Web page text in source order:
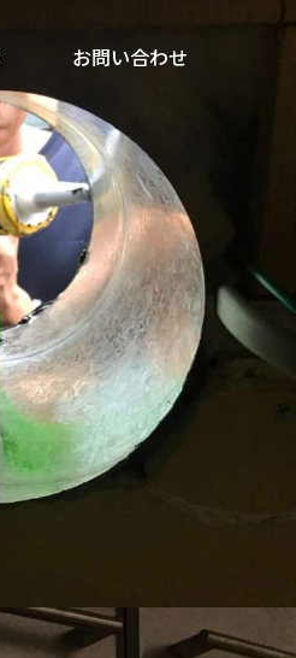
お問い合わせ